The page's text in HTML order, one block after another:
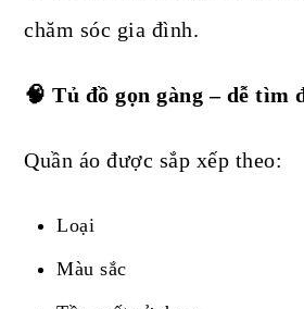
chăm sóc gia đình.
🧠 Tủ đồ gọn gàng – dễ tìm
Quần áo được sắp xếp theo:
Loại
Màu sắc